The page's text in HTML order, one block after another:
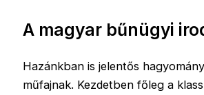
A magyar bűnügyi
Hazánkban is jelentős
műfajnak. Kezdetben főleg a